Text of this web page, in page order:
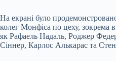
На екрані було
колег Монфіса по цеху, зокрема
як Рафаель Надаль, Роджер
Сіннер, Карлос Алькарас та